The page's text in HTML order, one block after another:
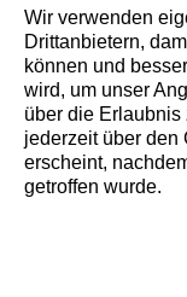
Wir verwenden
Drittanbietern,
können und
wird, um unser
über die
jederzeit über den
erscheint,
getroffen wurde.